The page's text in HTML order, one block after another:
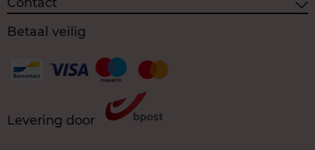
Betaal veilig
Levering door